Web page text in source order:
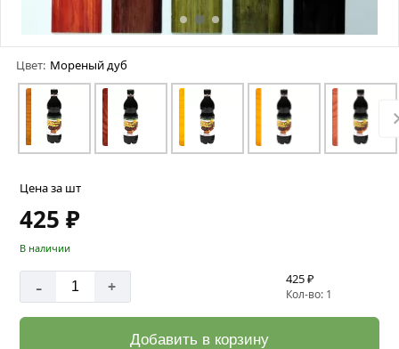
Цвет: Мореный дуб
Цена за шт
425 ₽
В наличии
- + 425 ₽
Кол-во: 1
Добавить в корзину